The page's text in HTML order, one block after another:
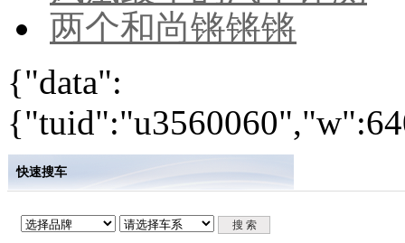
两个和尚锵锵锵
{"data":
快速搜车